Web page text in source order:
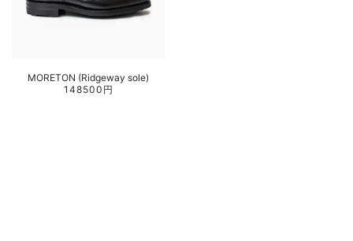
MORETON (Ridgeway sole)
148500円